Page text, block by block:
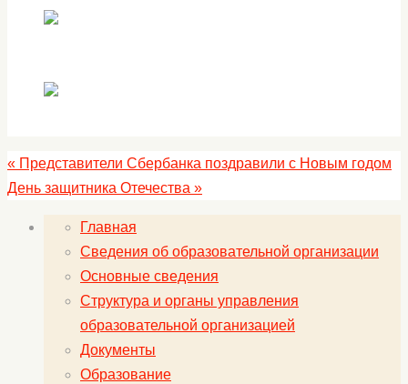
« Представители Сбербанка поздравили с Новым годом
День защитника Отечества »
Главная
Сведения об образовательной организации
Основные сведения
Структура и органы управления
образовательной организацией
Документы
Образование